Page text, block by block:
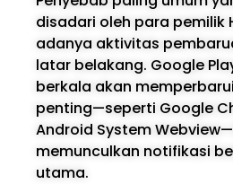
disadari oleh para pemilik
adanya aktivitas
latar belakang. Google
berkala akan
penting—seperti Google
Android System
memunculkan notifikasi
utama.